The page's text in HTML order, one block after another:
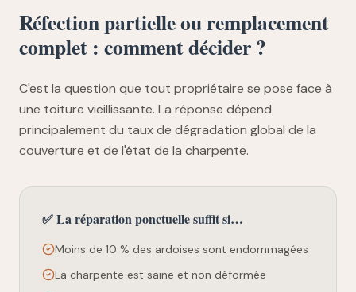
Réfection partielle ou remplacement
complet : comment décider ?
C'est la question que tout propriétaire se pose face à
une toiture vieillissante. La réponse dépend
principalement du taux de dégradation global de la
couverture et de l'état de la charpente.
✅ La réparation ponctuelle suffit si…
Moins de 10 % des ardoises sont endommagées
La charpente est saine et non déformée